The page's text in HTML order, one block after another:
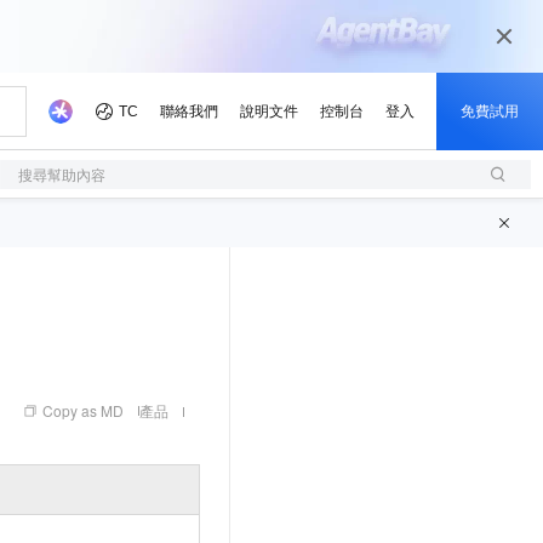
搜尋幫助內容
Copy as MD 產品